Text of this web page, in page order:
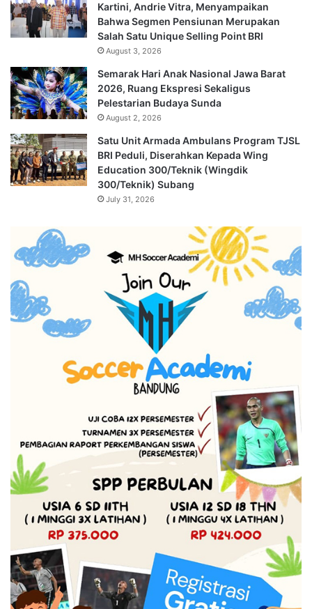
Kartini, Andrie Vitra, Menyampaikan
Bahwa Segmen Pensiunan Merupakan
Salah Satu Unique Selling Point BRI
August 3, 2026
Semarak Hari Anak Nasional Jawa Barat
2026, Ruang Ekspresi Sekaligus
Pelestarian Budaya Sunda
August 2, 2026
Satu Unit Armada Ambulans Program TJSL
BRI Peduli, Diserahkan Kepada Wing
Education 300/Teknik (Wingdik
300/Teknik) Subang
July 31, 2026